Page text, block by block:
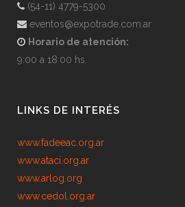
(54-11) 4779-5300
eventos@expotrade.com.ar
Horario de atención:
9:00 a 18:00 hs.
LINKS DE INTERÉS
www.fadeeac.org.ar
www.ataci.org.ar
www.arlog.org
www.cedol.org.ar